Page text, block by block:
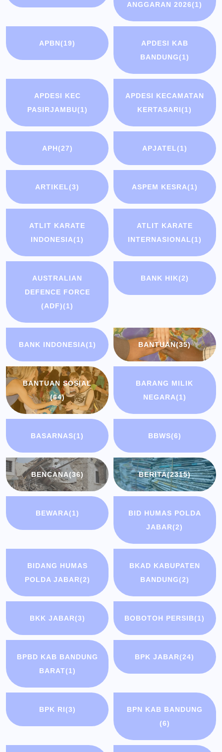
ANGGARAN 2026(1)
APBN(19)
APDESI KAB
BANDUNG(1)
APDESI KEC
PASIRJAMBU(1)
APDESI KECAMATAN
KERTASARI(1)
APH(27) APJATEL(1)
ARTIKEL(3) ASPEM KESRA(1)
ATLIT KARATE
INDONESIA(1)
ATLIT KARATE
INTERNASIONAL(1)
AUSTRALIAN
DEFENCE FORCE
(ADF)(1)
BANK HIK(2)
BANK INDONESIA(1) BANTUAN(35)
BANTUAN SOSIAL
(64)
BARANG MILIK
NEGARA(1)
BASARNAS(1) BBWS(6)
BENCANA(36) BERITA(2315)
BEWARA(1)
BID HUMAS POLDA
JABAR(2)
BIDANG HUMAS
POLDA JABAR(2)
BKAD KABUPATEN
BANDUNG(2)
BKK JABAR(3) BOBOTOH PERSIB(1)
BPBD KAB BANDUNG
BARAT(1)
BPK JABAR(24)
BPK RI(3)
BPN KAB BANDUNG
(6)